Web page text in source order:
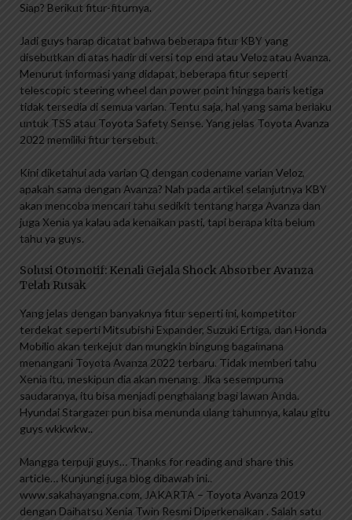
Siap? Berikut fitur-fiturnya.
Jadi guys harap dicatat bahwa beberapa fitur KBY yang
disebutkan di atas hadir di versi top end atau Veloz atau Avanza.
Menurut informasi yang didapat, beberapa fitur seperti
telescopic steering wheel dan power point hingga baris ketiga
tidak tersedia di semua varian. Tentu saja, hal yang sama berlaku
untuk TSS atau Toyota Safety Sense. Yang jelas Toyota Avanza
2022 memiliki fitur tersebut.
Kini diketahui ada varian Q dengan codename varian Veloz,
apakah sama dengan Avanza? Nah pada artikel selanjutnya KBY
akan mencoba mencari tahu sedikit tentang harga Avanza dan
juga Xenia ya kalau ada kenaikan pasti, tapi berapa kita belum
tahu ya guys.
Solusi Otomotif: Kenali Gejala Shock Absorber Avanza
Telah Rusak
Yang jelas dengan banyaknya fitur seperti ini, kompetitor
terdekat seperti Mitsubishi Expander, Suzuki Ertiga, dan Honda
Mobilio akan terkejut dan mungkin bingung bagaimana
menangani Toyota Avanza 2022 terbaru. Tidak memberi tahu
Xenia itu, meskipun dia akan menang. Jika sesempurna
saudaranya, itu bisa menjadi penghalang bagi lawan Anda.
Hyundai Stargazer pun bisa menunda ulang tahunnya, kalau gitu
guys wkkwkw..
Mangga terpuji guys… Thanks for reading and share this
article… Kunjungi juga blog dibawah ini..
www.sakahayangna.com, JAKARTA – Toyota Avanza 2019
dengan Daihatsu Xenia Twin Resmi Diperkenalkan . Salah satu